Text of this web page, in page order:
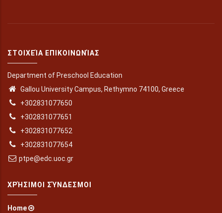
ΣΤΟΙΧΕΊΑ ΕΠΙΚΟΙΝΩΝΊΑΣ
Department of Preschool Education
Gallou University Campus, Rethymno 74100, Greece
+302831077650
+302831077651
+302831077652
+302831077654
ptpe@edc.uoc.gr
ΧΡΉΣΙΜΟΙ ΣΎΝΔΕΣΜΟΙ
Home